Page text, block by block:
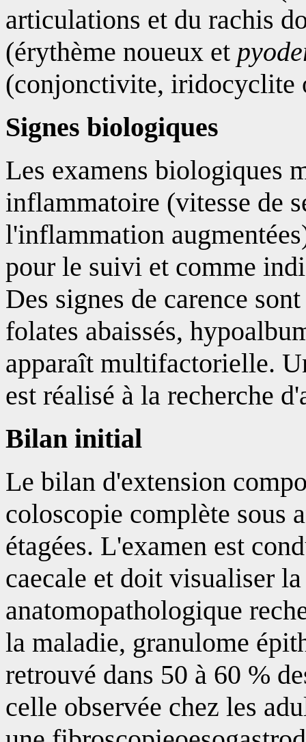
articulations et du rachis
(érythème noueux et
(conjonctivite, iridocyclite
Signes biologiques
Les examens biologiques
inflammatoire (vitesse de
l'inflammation
pour le suivi et comme
Des signes de carence
folates abaissés,
apparaît multifactorielle.
est réalisé à la recherche
Bilan initial
Le bilan d'extension
coloscopie complète sous
étagées. L'examen est
caecale et doit visualiser
anatomopathologique
la maladie, granulome
retrouvé dans 50 à 60 %
celle observée chez les